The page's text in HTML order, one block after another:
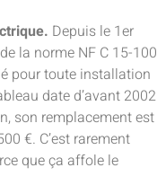
Depuis le 1er
la norme NF C 15-100
pour toute installation
date d’avant 2002
son remplacement est
€. C’est rarement
que ça affole le